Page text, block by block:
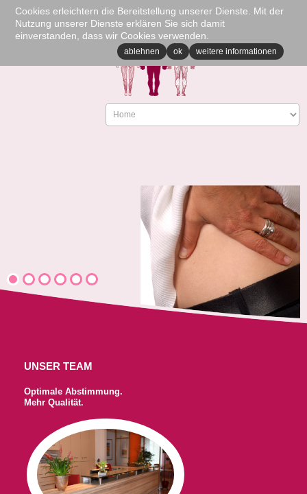
UNSER TEAM
Optimale Abstimmung.
Mehr Qualität.
Cookies erleichtern die Bereitstellung unserer Dienste. Mit der
Nutzung unserer Dienste erklären Sie sich damit
einverstanden, dass wir Cookies verwenden.
weitere informationen
ok
ablehnen